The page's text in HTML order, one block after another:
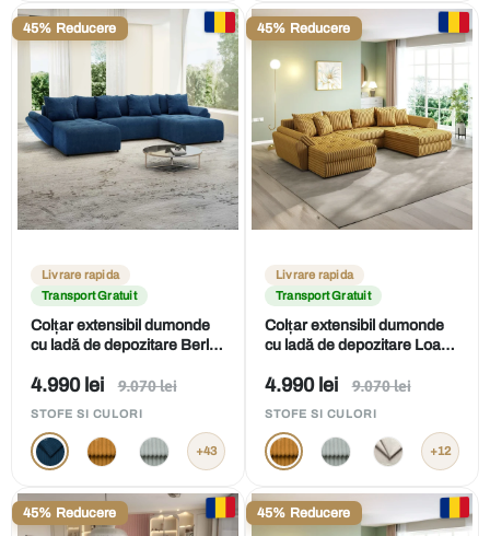
45% Reducere
Livrare rapida
Transport Gratuit
Colțar extensibil dumonde
cu ladă de depozitare Berlin
Preț
de
vânzare
4.990 lei
Preț
9.070 lei
STOFE SI CULORI
+43
45% Reducere
Livrare rapida
Transport Gratuit
Colțar extensibil dumonde
cu ladă de depozitare Loana
375x185 cm
Preț
de
vânzare
4.990 lei
Preț
9.070 lei
STOFE SI CULORI
+12
45% Reducere 45% Reducere